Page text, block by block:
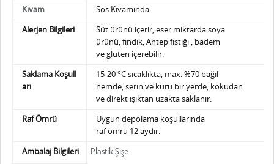
Kıvam
Sos Kıvamında
Alerjen Bilgileri
Süt ürünü içerir, eser miktarda soya
ürünü, fındık, Antep fıstığı , badem
ve gluten içerebilir.
Saklama Koşull
arı
15-20 °C sıcaklıkta, max. %70 bağıl
nemde, serin ve kuru bir yerde, kokudan
ve direkt ışıktan uzakta saklanır.
Raf Ömrü
Uygun depolama koşullarında
raf ömrü 12 aydır.
Ambalaj Bilgileri
Plastik Şişe